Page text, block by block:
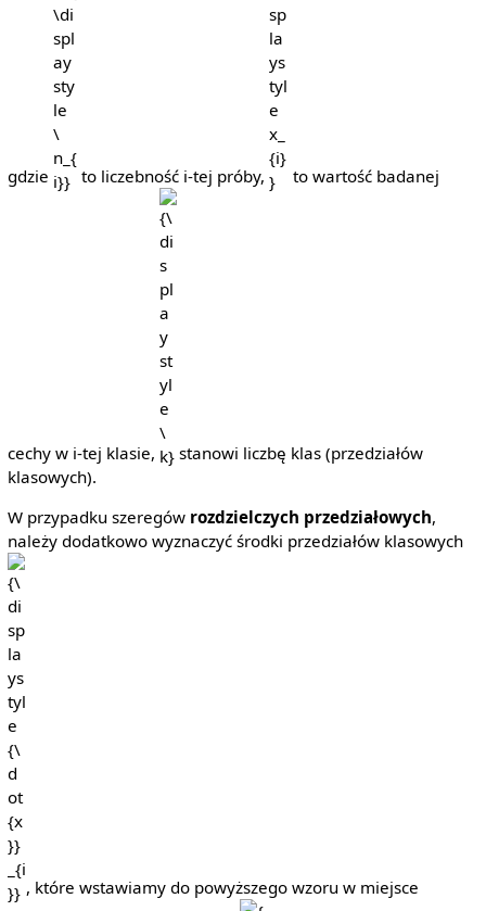
gdzie to liczebność i-tej próby, to wartość badanej
cechy w i-tej klasie,
{\displaystyle
\ k}
stanowi liczbę klas (przedziałów
klasowych).
W przypadku szeregów rozdzielczych przedziałowych,
należy dodatkowo wyznaczyć środki przedziałów klasowych
, które wstawiamy do powyższego wzoru w miejsce